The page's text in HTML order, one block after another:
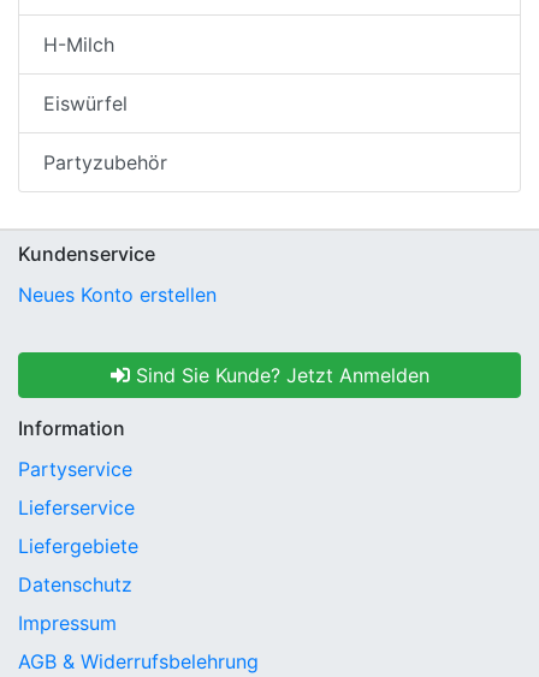
H-Milch
Eiswürfel
Partyzubehör
Kundenservice
Neues Konto erstellen
Sind Sie Kunde? Jetzt Anmelden
Information
Partyservice
Lieferservice
Liefergebiete
Datenschutz
Impressum
AGB & Widerrufsbelehrung